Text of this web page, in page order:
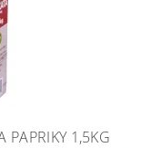
PAPRIKY 1,5KG